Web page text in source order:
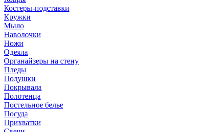
Костеры-подставки
Кружки
Мыло
Наволочки
Ножи
Одеяла
Органайзеры на стену
Пледы
Подушки
Покрывала
Полотенца
Постельное белье
Посуда
Прихватки